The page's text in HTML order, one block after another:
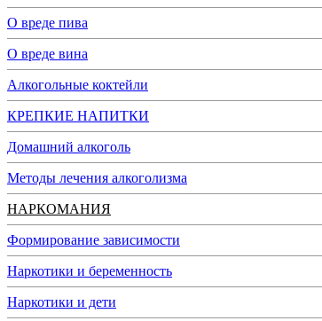
О вреде пива
О вреде вина
Алкогольные коктейли
КРЕПКИЕ НАПИТКИ
Домашний алкоголь
Методы лечения алкоголизма
НАРКОМАНИЯ
Формирование зависимости
Наркотики и беременность
Наркотики и дети